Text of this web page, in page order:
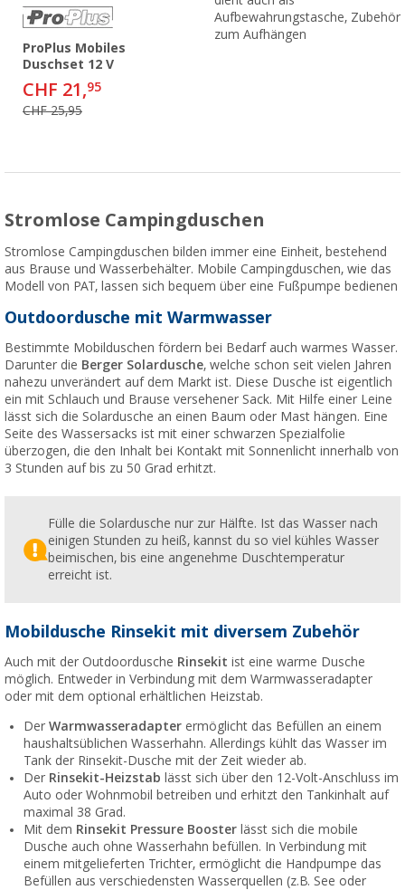
ProPlus Mobiles
Duschset 12 V
CHF 21,95
CHF 25,95
Aufbewahrungstasche, Zubehör
zum Aufhängen
Stromlose Campingduschen
Stromlose Campingduschen bilden immer eine Einheit, bestehend
aus Brause und Wasserbehälter. Mobile Campingduschen, wie das
Modell von PAT, lassen sich bequem über eine Fußpumpe bedienen
Outdoordusche mit Warmwasser
Bestimmte Mobilduschen fördern bei Bedarf auch warmes Wasser.
Darunter die Berger Solardusche, welche schon seit vielen Jahren
nahezu unverändert auf dem Markt ist. Diese Dusche ist eigentlich
ein mit Schlauch und Brause versehener Sack. Mit Hilfe einer Leine
lässt sich die Solardusche an einen Baum oder Mast hängen. Eine
Seite des Wassersacks ist mit einer schwarzen Spezialfolie
überzogen, die den Inhalt bei Kontakt mit Sonnenlicht innerhalb von
3 Stunden auf bis zu 50 Grad erhitzt.
Fülle die Solardusche nur zur Hälfte. Ist das Wasser nach
einigen Stunden zu heiß, kannst du so viel kühles Wasser
beimischen, bis eine angenehme Duschtemperatur
erreicht ist.
Mobildusche Rinsekit mit diversem Zubehör
Auch mit der Outdoordusche Rinsekit ist eine warme Dusche
möglich. Entweder in Verbindung mit dem Warmwasseradapter
oder mit dem optional erhältlichen Heizstab.
Der Warmwasseradapter ermöglicht das Befüllen an einem
haushaltsüblichen Wasserhahn. Allerdings kühlt das Wasser im
Tank der Rinsekit-Dusche mit der Zeit wieder ab.
Der Rinsekit-Heizstab lässt sich über den 12-Volt-Anschluss im
Auto oder Wohnmobil betreiben und erhitzt den Tankinhalt auf
maximal 38 Grad.
Mit dem Rinsekit Pressure Booster lässt sich die mobile
Dusche auch ohne Wasserhahn befüllen. In Verbindung mit
einem mitgelieferten Trichter, ermöglicht die Handpumpe das
Befüllen aus verschiedensten Wasserquellen (z.B. See oder